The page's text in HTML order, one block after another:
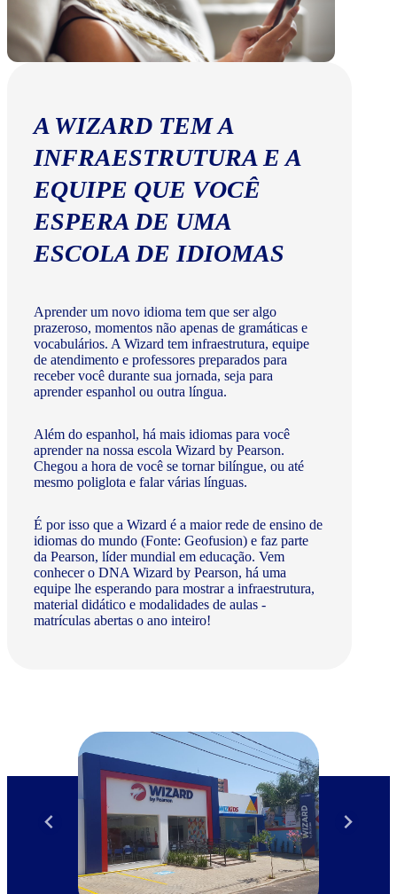
A WIZARD TEM A
INFRAESTRUTURA E A
EQUIPE QUE VOCÊ
ESPERA DE UMA
ESCOLA DE IDIOMAS
Aprender um novo idioma tem que ser algo
prazeroso, momentos não apenas de gramáticas e
vocabulários. A Wizard tem infraestrutura, equipe
de atendimento e professores preparados para
receber você durante sua jornada, seja para
aprender espanhol ou outra língua.
Além do espanhol, há mais idiomas para você
aprender na nossa escola Wizard by Pearson.
Chegou a hora de você se tornar bilíngue, ou até
mesmo poliglota e falar várias línguas.
É por isso que a Wizard é a maior rede de ensino de
idiomas do mundo (Fonte: Geofusion) e faz parte
da Pearson, líder mundial em educação. Vem
conhecer o DNA Wizard by Pearson, há uma
equipe lhe esperando para mostrar a infraestrutura,
material didático e modalidades de aulas -
matrículas abertas o ano inteiro!